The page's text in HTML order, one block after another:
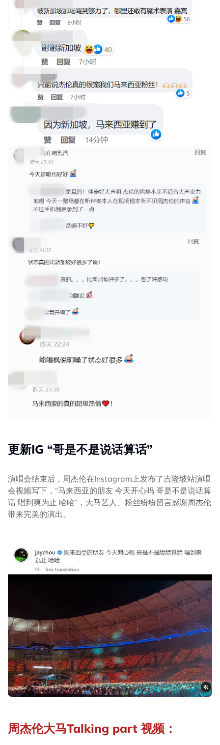
更新IG “哥是不是说话算话”
演唱会结束后，周杰伦在Instagram上发布了吉隆坡站演唱
会视频写下，“马来西亚的朋友 今天开心吗 哥是不是说话算
话 唱到爽为止 哈哈”，大马艺人、粉丝纷纷留言感谢周杰伦
带来完美的演出。
周杰伦大马Talking part 视频：